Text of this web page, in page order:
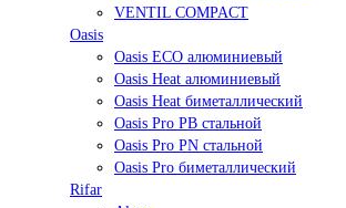
VENTIL COMPACT
Oasis
Oasis ECO алюминиевый
Oasis Heat алюминиевый
Oasis Heat биметаллический
Oasis Pro PB стальной
Oasis Pro PN стальной
Oasis Pro биметаллический
Rifar